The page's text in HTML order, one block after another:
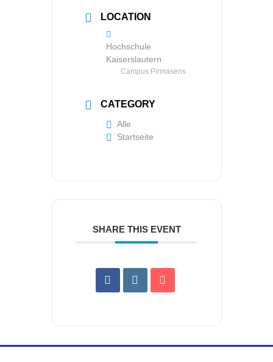
LOCATION
Hochschule
Kaiserslautern
Campus Pirmasens
CATEGORY
Alle
Startseite
SHARE THIS EVENT